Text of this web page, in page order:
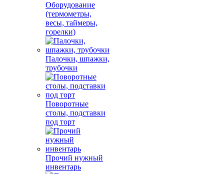
Оборудование
(термометры,
весы, таймеры,
горелки)
Палочки, шпажки,
трубочки
Поворотные
столы, подставки
под торт
Прочий нужный
инвентарь